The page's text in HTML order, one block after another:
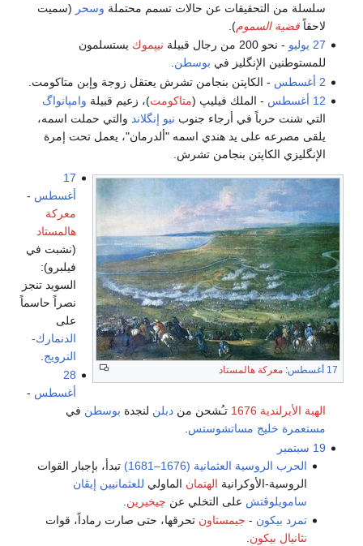
سلسلة من التحقيقات عن حالات تسمم محتملة وسحر (سميت
لاحقاًقضية السموم).
27 يوليو
- نحو 200 من رجال قبيلة نيپموك يستسلمون
للمستوطنين الإنگليز في بوسطن.
2 أغسطس
- الكاپتن بنجامن تشرش يعتقل زوجة وإبن متاكومت.
12 أغسطس
- الملك فيليپ (متاكومت)، زعيم قبيلة وامپانواگ
التي شنت حرباً في أرجاء جنوب نيو إنگلاند والتي حملت اسمه،
يلقى مصرعه على يد هندي اسمه "ألدرمان"، يعمل تحت إمرة
الإنگليزي الكاپتن بنجامن تشرش.
17 أغسطس : معركة هالمستاد
17
أغسطس -
معركة
هالمستاد
(نشبت في
فيلبرو):
السويد تنجز
نصراً حاسماً
على
الدنمارك-
النرويج
28
أغسطس -
الهبة الأيرلندية 1676
تـُشحن مندبلن لنجدة بوسطن في
مستعمرة خليج مساتشوستس.
19 سبتمبر
الحرب الروسية العثمانية (1676–1681)
تبدأ، بإجبار القوات
الروسية-الأوكرانية الهتمان الماولي للعثمانيين إيڤان
سامويلوڤتش على التخلي عن چيخيرين
تمرد بيكون - جيمستاون تحرقها، حتى صارت رماداً، قوات
نثانيال بيكون.